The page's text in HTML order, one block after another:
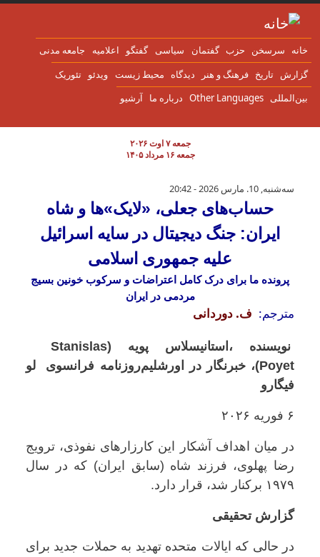
به محتوای اصلی
سرسخن حزب گفتمان سياسی گفتگو اعلاميه جامعه مدنی
تاریخ فرهنگ و هنر دیدگاه محیط زیست ویدئو تئوریک
Other Languages درباره ما آرشیو
جمعه ۷ اوت ۲۰۲۶
جمعه ۱۶ مرداد ۱۴۰۵
حساب‌های جعلی، «لایک»ها و شاه ایران: جنگ
سه‌شنبه, 10. مارس 2026 - 20:42
حساب‌های جعلی، «لایک»ها و شاه
ایران: جنگ دیجیتال در سایه اسرائیل
علیه جمهوری اسلامی
پرونده ما برای درک کامل اعتراضات و سرکوب خونین بسیج
مردمی در ایران
مترجم: ف. دوردانی
نویسنده ،استانیسلاس پویه (Stanislas
Poyet)، خبرنگار در اورشلیم روزنامه‌ فرانسوی لو
فیگارو
در میان اهداف آشکار این کارزارهای نفوذی، ترویج
رضا پهلوی، فرزند شاه (سابق ایران) که در سال
۱۹۷۹ برکنار شد، قرار دارد.
گزارش تحقیقی
در حالی که ایالات متحده تهدید به حملات جدید برای